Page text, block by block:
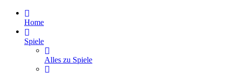
Home
Spiele
Alles zu Spiele